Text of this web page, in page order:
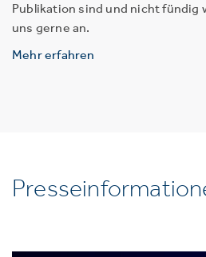
Publikation sind und nicht fündig
uns gerne an.
Mehr erfahren